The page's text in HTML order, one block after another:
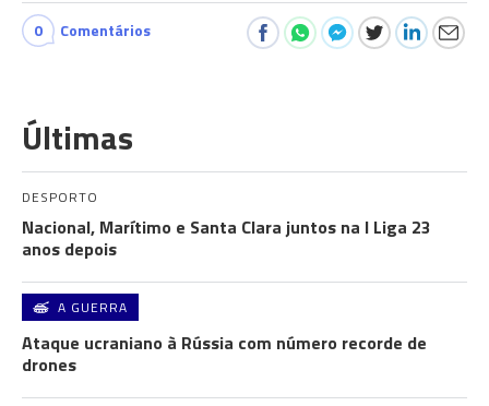
0 Comentários
Últimas
DESPORTO
Nacional, Marítimo e Santa Clara juntos na I Liga 23
anos depois
A GUERRA
Ataque ucraniano à Rússia com número recorde de
drones